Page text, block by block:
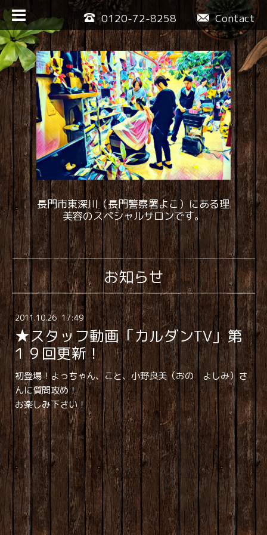
Contact
0120-72-8258
長門市東深川（長門警察署よこ）にある理
美容のスペシャルサロンです。
お知らせ
2011.10.26 17:49
★スタッフ動画「カルダンTV」第
１９回更新！
初登場！よっちゃん、こと、小野良美（おの よしみ）さ
んに質問攻め！
お楽しみ下さい！